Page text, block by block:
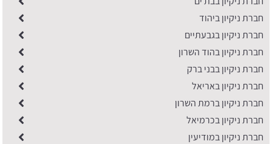
חברת ניקיון ביהוד
חברת ניקיון בגבעתיים
חברת ניקיון בהוד השרון
חברת ניקיון בבני ברק
חברת ניקיון באריאל
חברת ניקיון ברמת השרון
חברת ניקיון בכרמיאל
חברת ניקיון במודיעין